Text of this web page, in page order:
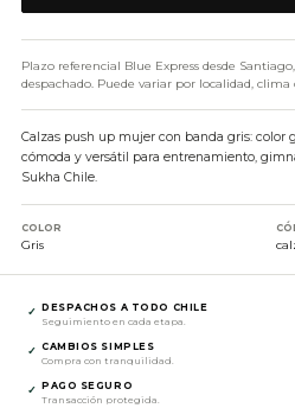
Plazo referencial Blue Express desde
despachado. Puede variar por localidad,
Calzas push up mujer con banda gris: color
cómoda y versátil para entrenamiento,
Sukha Chile.
COLOR
Gris
✓ DESPACHOS A TODO CHILE
Seguimiento en cada etapa.
✓ CAMBIOS SIMPLES
Compra con tranquilidad.
✓ PAGO SEGURO
Transacción protegida.